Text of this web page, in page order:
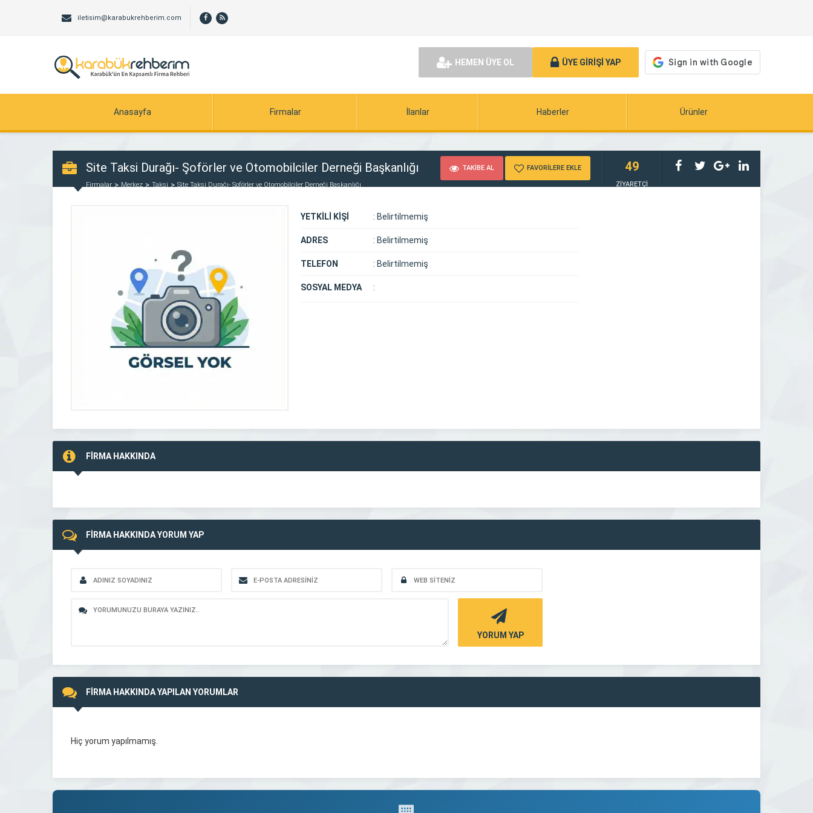
iletisim@karabukrehberim.com
HEMEN ÜYE OL ÜYE GİRİŞİ YAP
Anasayfa Firmalar İlanlar Haberler Ürünler
Site Taksi Durağı- Şoförler ve Otomobilciler Derneği Başkanlığı
Firmalar Merkez Taksi Site Taksi Durağı- Şoförler ve Otomobilciler Derneği Başkanlığı
TAKİBE AL FAVORİLERE EKLE 49
ZİYARETÇİ
YETKİLİ KİŞİ : Belirtilmemiş
ADRES : Belirtilmemiş
TELEFON : Belirtilmemiş
SOSYAL MEDYA :
FİRMA HAKKINDA
FİRMA HAKKINDA YORUM YAP
YORUM YAP
FİRMA HAKKINDA YAPILAN YORUMLAR
Hiç yorum yapılmamış.